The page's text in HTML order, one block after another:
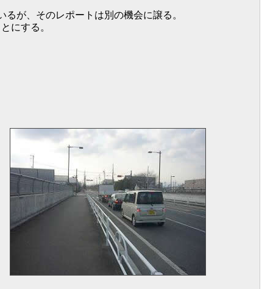
が、そのレポートは別の機会に譲る。
にする。